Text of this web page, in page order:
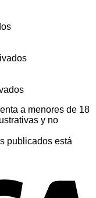
en
en
en
a menores de 18
y no
publicados está